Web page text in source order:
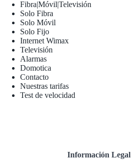
Fibra|Móvil|Televisión
Solo Fibra
Solo Móvil
Solo Fijo
Internet Wimax
Televisión
Alarmas
Domotica
Contacto
Nuestras tarifas
Test de velocidad
Información Legal